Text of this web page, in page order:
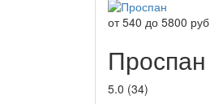
от540 до 5800 руб
Проспан
5.0 (34)